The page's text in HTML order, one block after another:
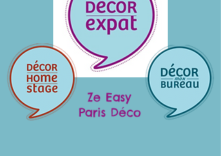
Ze Easy
Paris Déco